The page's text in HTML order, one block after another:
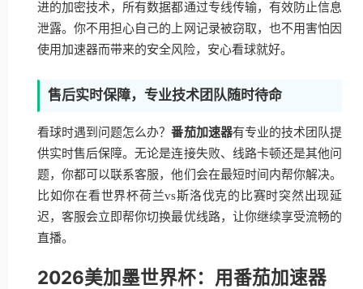
进的加密技术，所有数据都通过专线传输，有效防止信息
泄露。你不用担心自己的上网记录被窃取，也不用害怕因
使用加速器而带来的安全风险，安心看球就好。
售后实时保障，专业技术团队随时待命
看球时遇到问题怎么办？番茄加速器有专业的技术团队提
供实时售后保障。无论是连接失败、线路卡顿还是其他问
题，你都可以联系客服，他们会在最短时间内帮你解决。
比如你在看世界杯荷兰vs斯洛伐克的比赛时突然出现延
迟，客服会立即帮你切换最优线路，让你继续享受流畅的
直播。
2026美加墨世界杯：用番茄加速器